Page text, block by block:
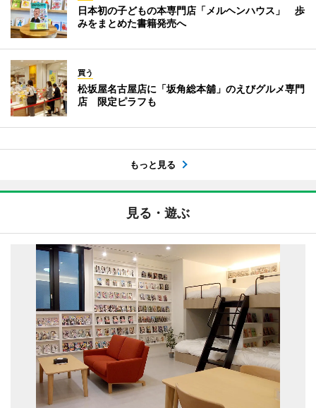
日本初の子どもの本専門店「メルヘンハウス」 歩
みをまとめた書籍発売へ
買う
松坂屋名古屋店に「坂角総本舖」のえびグルメ専門
店 限定ピラフも
もっと見る
見る・遊ぶ